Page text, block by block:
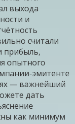
выхода
и
считали
прибыль,
опытного
эмитенте
— важнейший
дать
как минимум